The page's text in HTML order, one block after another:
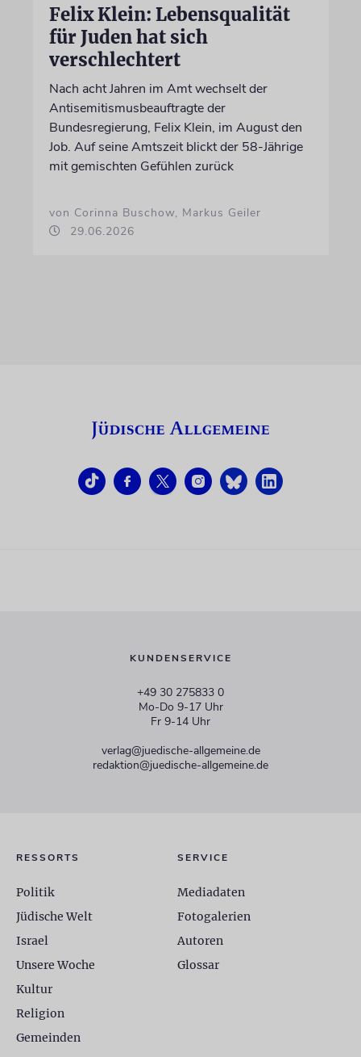
Felix Klein: Lebensqualität
für Juden hat sich
verschlechtert
Nach acht Jahren im Amt wechselt der
Antisemitismusbeauftragte der
Bundesregierung, Felix Klein, im August den
Job. Auf seine Amtszeit blickt der 58-Jährige
mit gemischten Gefühlen zurück
von Corinna Buschow, Markus Geiler
29.06.2026
KUNDENSERVICE
+49 30 275833 0
Mo-Do 9-17 Uhr
Fr 9-14 Uhr
verlag@juedische-allgemeine.de
redaktion@juedische-allgemeine.de
RESSORTS
Politik
Jüdische Welt
Israel
Unsere Woche
Kultur
Religion
Gemeinden
SERVICE
Mediadaten
Fotogalerien
Autoren
Glossar